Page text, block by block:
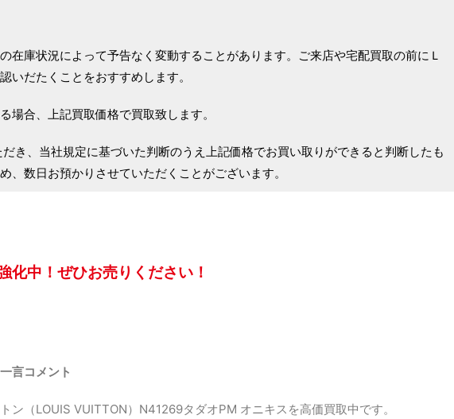
在庫状況によって予告なく変動することがあります。ご来店や宅配買取の前にＬ
いだたくことをおすすめします。
場合、上記買取価格で買取致します。
き、当社規定に基づいた判断のうえ上記価格でお買い取りができると判断したも
、数日お預かりさせていただくことがございます。
化中！ぜひお売りください！
言コメント
ン（LOUIS VUITTON）N41269タダオPM オニキスを高価買取中です。